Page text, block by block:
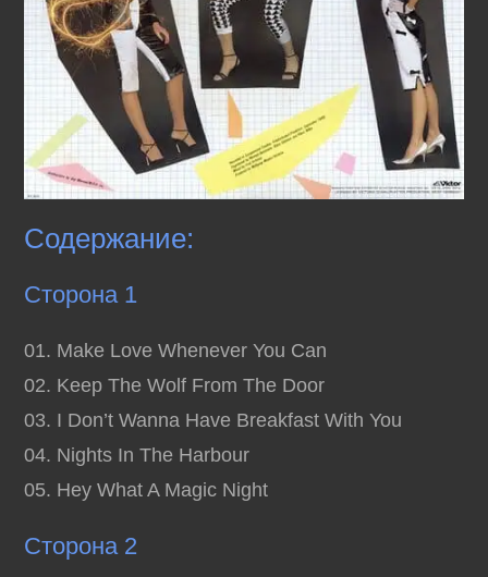
Содержание:
Сторона 1
01. Make Love Whenever You Can
02. Keep The Wolf From The Door
03. I Don’t Wanna Have Breakfast With You
04. Nights In The Harbour
05. Hey What A Magic Night
Сторона 2